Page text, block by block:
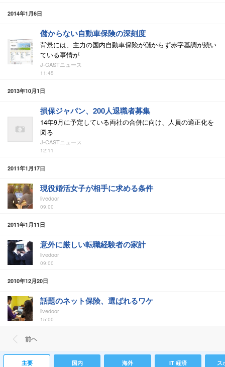
2014年1月6日
儲からない自動車保険の深刻度
背景には、主力の国内自動車保険が儲からず赤字基調が続い
ている事情が
J-CASTニュース
11:45
2013年10月1日
損保ジャパン、200人退職者募集
14年9月に予定している両社の合併に向け、人員の適正化を
図る
J-CASTニュース
12:11
2011年1月17日
現役婚活女子が相手に求める条件
livedoor
09:00
2011年1月11日
意外に厳しい転職経験者の家計
livedoor
09:00
2010年12月20日
話題のネット保険、選ばれるワケ
livedoor
15:00
前ヘ
主要 国内 海外 IT 経済 ス